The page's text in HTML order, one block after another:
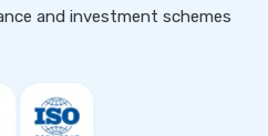
and investment schemes